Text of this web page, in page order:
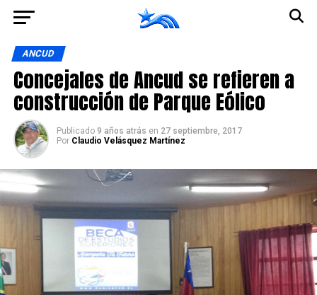
ANCUD
Concejales de Ancud se refieren a
construcción de Parque Eólico
Publicado 9 años atrás en 27 septiembre, 2017
Por Claudio Velásquez Martínez
Ir a la versión móvil